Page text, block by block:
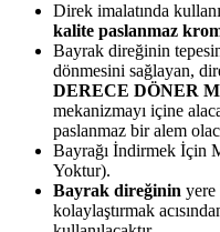
Direk imalatında
kalite paslanmaz
Bayrak direğinin
dönmesini sağlayan,
DERECE DÖNER
mekanizmayı içine
paslanmaz bir alem
Bayrağı İndirmek İçin
Yoktur).
Bayrak direğinin yere
kolaylaştırmak